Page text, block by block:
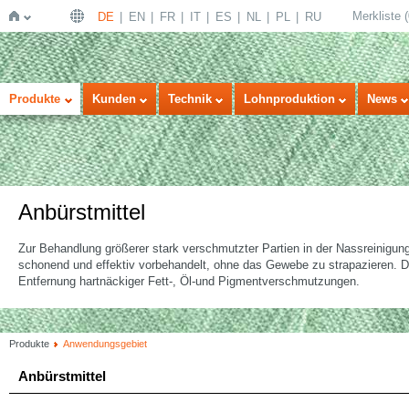
Startseite
DE EN FR IT ES NL PL RU Merkliste (
Produkte Kunden Technik Lohnproduktion News
Anbürstmittel
Zur Behandlung größerer stark verschmutzter Partien in der
schonend und effektiv vorbehandelt, ohne das Gewebe zu
Entfernung hartnäckiger Fett-, Öl-und Pigmentverschmutzungen.
Produkte Anwendungsgebiet
Anbürstmittel